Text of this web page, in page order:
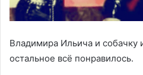
Владимира Ильича и собачку
остальное всё понравилось.